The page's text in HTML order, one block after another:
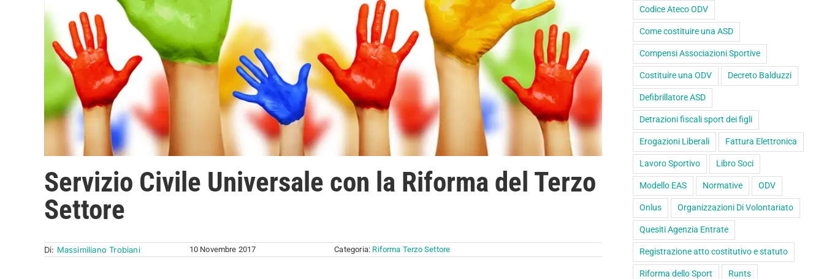
Servizio Civile Universale con la Riforma del Terzo
Settore
Di: Massimiliano Trobiani 10 Novembre 2017 Categoria: Riforma Terzo Settore
Codice Ateco ODV
Come costituire una ASD
Compensi Associazioni Sportive
Costituire una ODV Decreto Balduzzi
Defibrillatore ASD
Detrazioni fiscali sport dei figli
Erogazioni Liberali Fattura Elettronica
Lavoro Sportivo Libro Soci
Modello EAS Normative ODV
Onlus Organizzazioni Di Volontariato
Quesiti Agenzia Entrate
Registrazione atto costitutivo e statuto
Riforma dello Sport Runts